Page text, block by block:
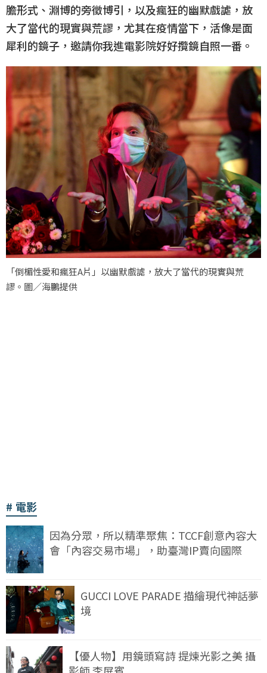
膽形式、淵博的旁徵博引，以及瘋狂的幽默戲謔，放
大了當代的現實與荒謬，尤其在疫情當下，活像是面
犀利的鏡子，邀請你我進電影院好好攬鏡自照一番。
「倒楣性愛和瘋狂A片」以幽默戲謔，放大了當代的現實與荒
謬。圖／海鵬提供
電影
因為分眾，所以精準聚焦：TCCF創意內容大
會「內容交易市場」，助臺灣IP賣向國際
GUCCI LOVE PARADE 描繪現代神話夢
境
【優人物】用鏡頭寫詩 提煉光影之美 攝